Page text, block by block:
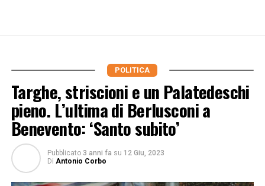
POLITICA
Targhe, striscioni e un Palatedeschi
pieno. L’ultima di Berlusconi a
Benevento: ‘Santo subito’
Pubblicato 3 anni fa su 12 Giu, 2023
Di Antonio Corbo